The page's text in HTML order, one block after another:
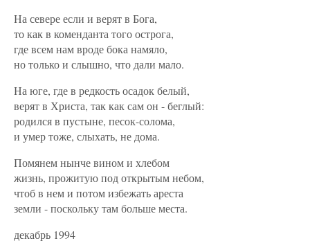
На севере если и верят в Бога,
то как в коменданта того острога,
где всем нам вроде бока намяло,
но только и слышно, что дали мало.
На юге, где в редкость осадок белый,
верят в Христа, так как сам он - беглый:
родился в пустыне, песок-солома,
и умер тоже, слыхать, не дома.
Помянем нынче вином и хлебом
жизнь, прожитую под открытым небом,
чтоб в нем и потом избежать ареста
земли - поскольку там больше места.
декабрь 1994